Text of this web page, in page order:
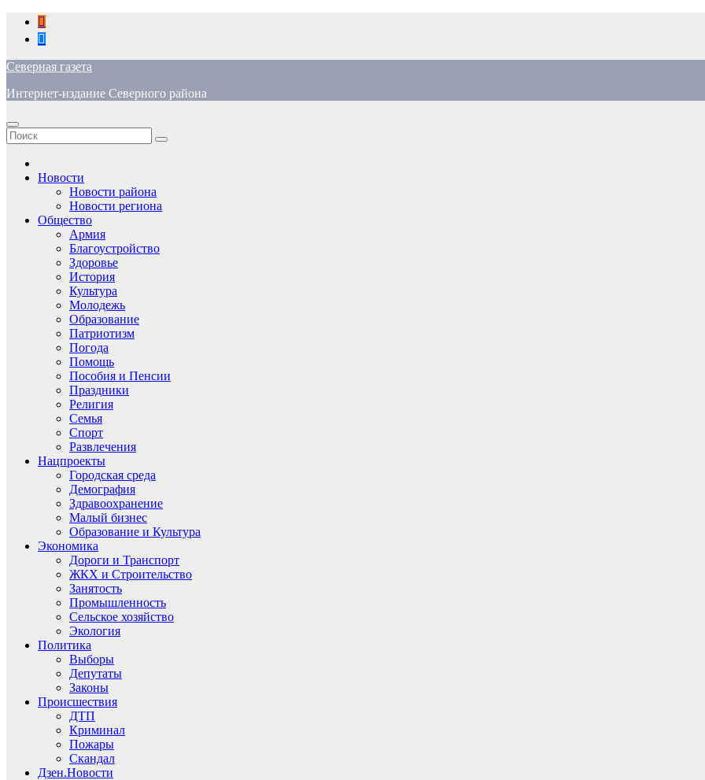
Перейти
содержимому
Северная газета
Интернет-издание Северного района
Новости
Новости района
Новости региона
Общество
Армия
Благоустройство
Здоровье
История
Культура
Молодежь
Образование
Патриотизм
Погода
Помощь
Пособия и Пенсии
Праздники
Религия
Семья
Спорт
Развлечения
Нацпроекты
Городская среда
Демография
Здравоохранение
Малый бизнес
Образование и Культура
Экономика
Дороги и Транспорт
ЖКХ и Строительство
Занятость
Промышленность
Сельское хозяйство
Экология
Политика
Выборы
Депутаты
Законы
Происшествия
ДТП
Криминал
Пожары
Скандал
Дзен.Новости